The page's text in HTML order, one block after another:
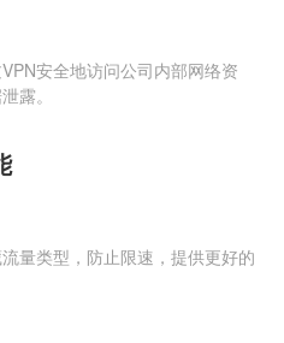
安全地访问公司内部网络资
露。
量类型，防止限速，提供更好的